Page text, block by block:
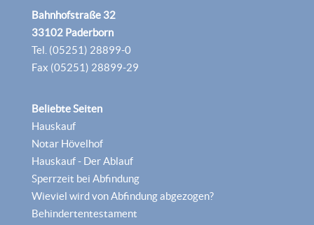
Bahnhofstraße 32
33102 Paderborn
Tel. (05251) 28899-0
Fax (05251) 28899-29
Beliebte Seiten
Hauskauf
Notar Hövelhof
Hauskauf - Der Ablauf
Sperrzeit bei Abfindung
Wieviel wird von Abfindung abgezogen?
Behindertentestament